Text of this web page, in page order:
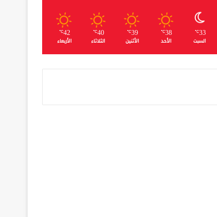
33
℃
السبت
38
℃
الأحد
39
℃
الأثنين
40
℃
الثلاثاء
42
℃
الأربعاء